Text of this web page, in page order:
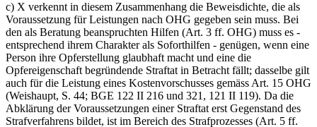
c) X verkennt in diesem Zusammenhang die Beweisdichte, die als
Voraussetzung für Leistungen nach OHG gegeben sein muss. Bei
den als Beratung beanspruchten Hilfen (Art. 3 ff. OHG) muss es -
entsprechend ihrem Charakter als Soforthilfen - genügen, wenn eine
Person ihre Opferstellung glaubhaft macht und eine die
Opfereigenschaft begründende Straftat in Betracht fällt; dasselbe gilt
auch für die Leistung eines Kostenvorschusses gemäss Art. 15 OHG
(Weishaupt, S. 44; BGE 122 II 216 und 321, 121 II 119). Da die
Abklärung der Voraussetzungen einer Straftat erst Gegenstand des
Strafverfahrens bildet, ist im Bereich des Strafprozesses (Art. 5 ff.